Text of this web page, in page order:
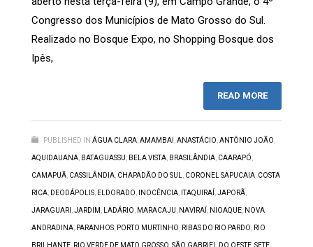
Congresso dos Municípios de Mato Grosso do Sul.
Realizado no Bosque Expo, no Shopping Bosque dos
Ipês,
READ MORE
PUBLISHED IN ÁGUA CLARA AMAMBAI ANASTÁCIO ANTÔNIO JOÃO
AQUIDAUANA BATAGUASSU BELA VISTA BRASILÂNDIA CAARAPÓ
CAMAPUÃ CASSILÂNDIA CHAPADÃO DO SUL CORONEL SAPUCAIA COSTA
RICA DEODÁPOLIS ELDORADO INOCÊNCIA ITAQUIRAÍ JAPORÃ
JARAGUARI JARDIM LADÁRIO MARACAJU NAVIRAÍ NIOAQUE NOVA
ANDRADINA PARANHOS PORTO MURTINHO RIBAS DO RIO PARDO RIO
BRILHANTE RIO VERDE DE MATO GROSSO SÃO GABRIEL DO OESTE SETE